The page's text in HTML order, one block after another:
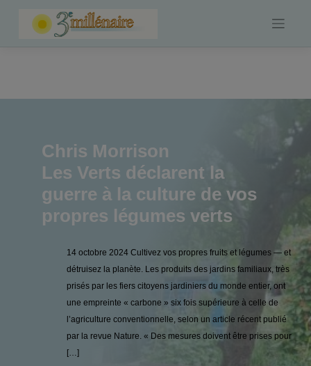
Chris Morrison
Les Verts déclarent la
guerre à la culture de vos
propres légumes verts
14 octobre 2024 Cultivez vos propres fruits et légumes — et
détruisez la planète. Les produits des jardins familiaux, très
prisés par les fiers citoyens jardiniers du monde entier, ont
une empreinte « carbone » six fois supérieure à celle de
l’agriculture conventionnelle, selon un article récent publié
par la revue Nature. « Des mesures doivent être prises pour
[…]